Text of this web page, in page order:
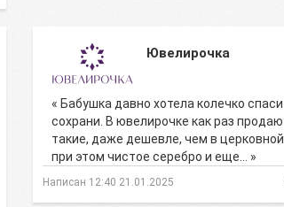
Ювелирочка
« Бабушка давно хотела колечко спаси
сохрани. В ювелирочке как раз
такие, даже дешевле, чем в церковной
при этом чистое серебро и еще… »
Написан 12:40 21.01.2025